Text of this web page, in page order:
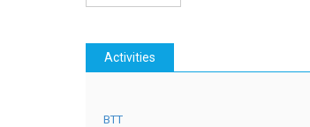
Activities
BTT